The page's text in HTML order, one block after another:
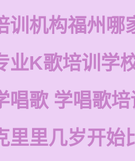
训机构福州哪
业K歌培训学
唱歌 学唱歌
里里几岁开始